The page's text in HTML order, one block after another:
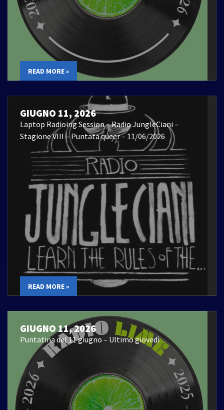
READ MORE »
GIUGNO 11, 2026
Laptop Radioing Session – Radio JungleCiani –
Stagione VIII – Puntata queer – 11/06/2026
READ MORE »
GIUGNO 11, 2026
Puntatina del 11 giugno – Ultimo giovedì